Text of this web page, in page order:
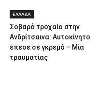
ΕΛΛΑΔΑ
Σοβαρό τροχαίο στην
Ανδρίτσαινα: Αυτοκίνητο
έπεσε σε γκρεμό – Μία
τραυματίας